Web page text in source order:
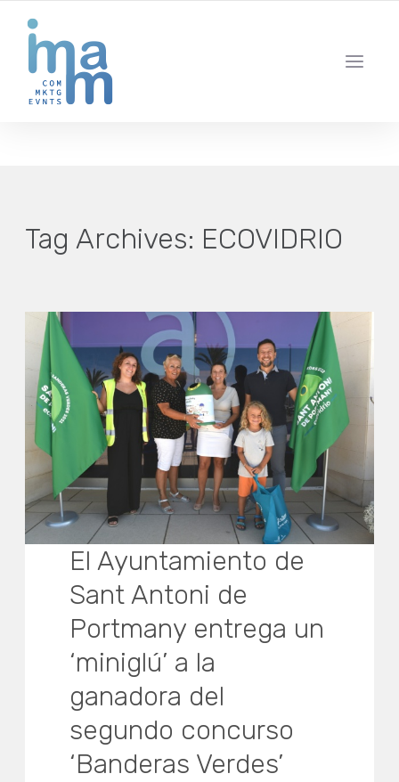
IBIZA · MADRID · BARCELONA
Tag Archives: ECOVIDRIO
El Ayuntamiento de
Sant Antoni de
Portmany entrega un
‘miniglú’ a la
ganadora del
segundo concurso
‘Banderas Verdes’